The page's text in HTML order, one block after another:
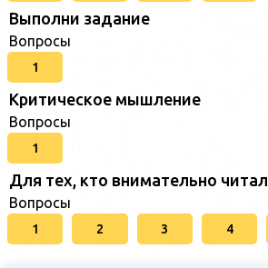
Выполни задание
Вопросы
1
Критическое мышление
Вопросы
1
Для тех, кто внимательно читал
Вопросы
1 2 3 4